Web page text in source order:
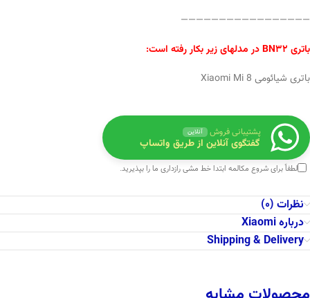
—————————————————
باتری BN32 در مدلهای زیر بکار رفته است:
باتری شیائومی Xiaomi Mi 8
پشتیبانی فروش آنلاین
گفتگوی آنلاین از طریق واتساپ
لطفاً برای شروع مکالمه ابتداخط مشی رازداری ما را بپذیرید.
نظرات (0)
درباره Xiaomi
Shipping & Delivery